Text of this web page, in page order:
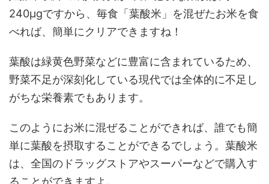
240μgですから、毎食「葉酸米」を混ぜたお米を食
べれば、簡単にクリアできますね！
葉酸は緑黄色野菜などに豊富に含まれているため、
野菜不足が深刻化している現代では全体的に不足し
がちな栄養素でもあります。
このようにお米に混ぜることができれば、誰でも簡
単に葉酸を摂取することができるでしょう。葉酸米
は、全国のドラッグストアやスーパーなどで購入す